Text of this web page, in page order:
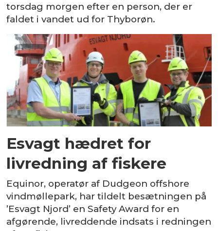
torsdag morgen efter en person, der er
faldet i vandet ud for Thyborøn.
Esvagt hædret for
livredning af fiskere
Equinor, operatør af Dudgeon offshore
vindmøllepark, har tildelt besætningen på
’Esvagt Njord’ en Safety Award for en
afgørende, livreddende indsats i redningen